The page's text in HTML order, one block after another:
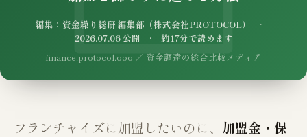
編集：資金繰り総研 編集部（株式会社PROTOCOL） ·
2026.07.06 公開 · 約17分で読めます
finance.protocol.ooo ／ 資金調達の総合比較メディア
フランチャイズに加盟したいのに、 加盟金・保